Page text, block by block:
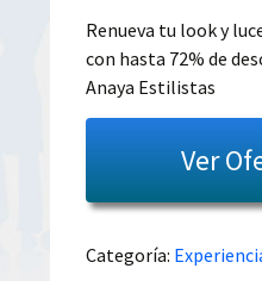
era:
Renueva tu look y
con hasta 72% de
Anaya Estilistas
Ver
Categoría: